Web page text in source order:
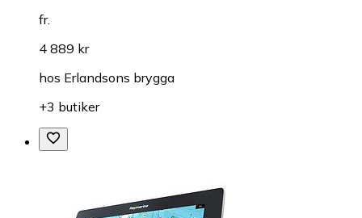
fr.
4 889 kr
hos Erlandsons brygga
+3 butiker